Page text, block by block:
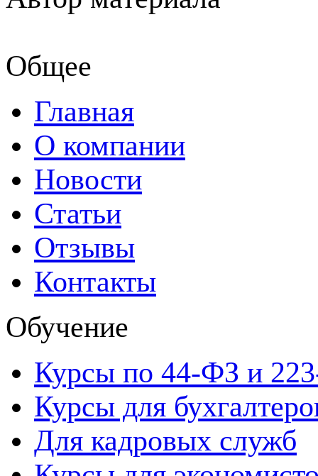
Общее
Главная
О компании
Новости
Статьи
Отзывы
Контакты
Обучение
Курсы по 44-ФЗ и
Курсы для
Для кадровых служб